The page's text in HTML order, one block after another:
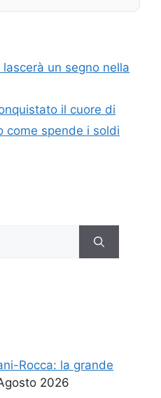
lascerà un segno nella
il cuore di
come spende i soldi
Rocca: la grande
2026